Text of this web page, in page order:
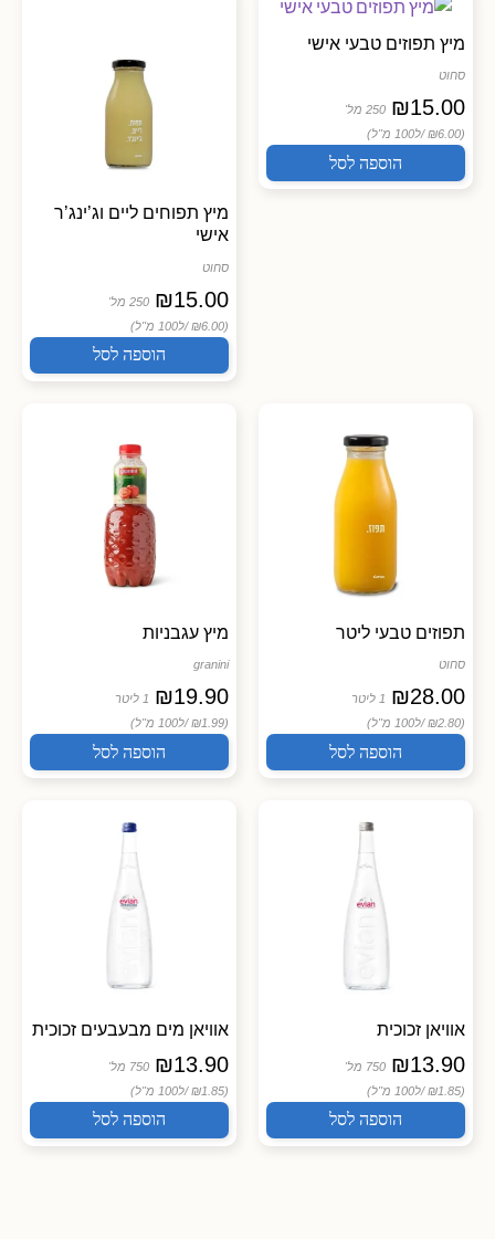
מיץ תפוזים טבעי אישי
סחוט
₪15.00
250 מל'
(₪6.00 /
ל100 מ"ל)
הוספה לסל
מיץ תפוחים ליים וג’ינג’ר
אישי
סחוט
₪15.00
250 מל'
(₪6.00 /
ל100 מ"ל)
הוספה לסל
תפוזים טבעי ליטר
סחוט
₪28.00
1 ליטר
(₪2.80 /
ל100 מ"ל)
הוספה לסל
מיץ עגבניות
granini
₪19.90
1 ליטר
(₪1.99 /
ל100 מ"ל)
הוספה לסל
אוויאן זכוכית
₪13.90
750 מל'
(₪1.85 /
ל100 מ"ל)
הוספה לסל
אוויאן מים מבעבעים זכוכית
₪13.90
750 מל'
(₪1.85 /
ל100 מ"ל)
הוספה לסל